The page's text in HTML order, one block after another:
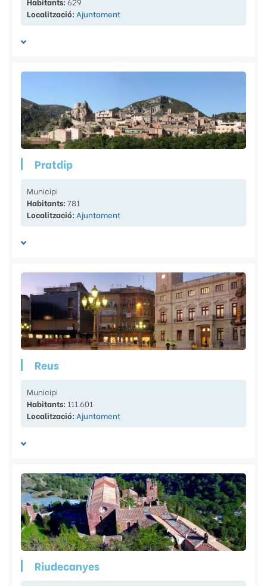
Localització: Ajuntament
Pratdip
Municipi
Habitants: 781
Localització: Ajuntament
Reus
Municipi
Habitants: 111.601
Localització: Ajuntament
Riudecanyes